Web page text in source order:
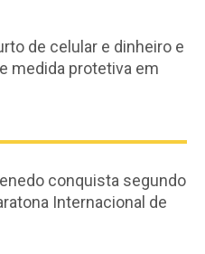
de celular e dinheiro e
medida protetiva em
conquista segundo
Internacional de